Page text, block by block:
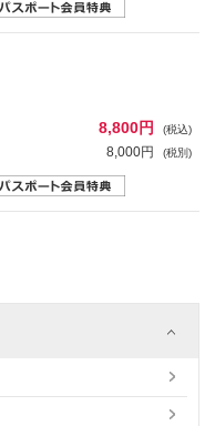
8,800円 (税込)
8,000円 (税別)